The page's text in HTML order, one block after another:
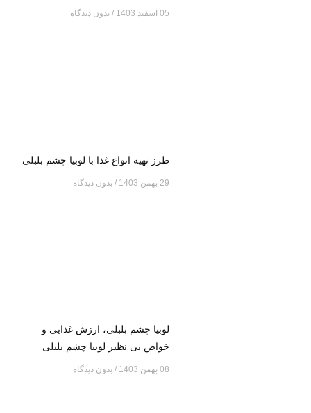
05 اسفند 1403 بدون دیدگاه
طرز تهیه انواع غذا با لوبیا چشم بلبلی
29 بهمن 1403 بدون دیدگاه
لوبیا چشم بلبلی، ارزش غذایی و
خواص بی نظیر لوبیا چشم بلبلی
08 بهمن 1403 بدون دیدگاه